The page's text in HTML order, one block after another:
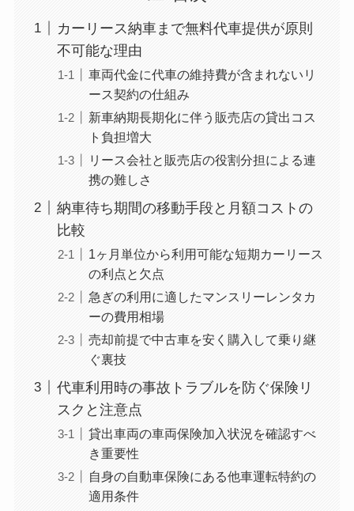
カーリース納車まで無料代車提供が原則
不可能な理由
車両代金に代車の維持費が含まれないリ
ース契約の仕組み
新車納期長期化に伴う販売店の貸出コス
ト負担増大
リース会社と販売店の役割分担による連
携の難しさ
納車待ち期間の移動手段と月額コストの
比較
1ヶ月単位から利用可能な短期カーリース
の利点と欠点
急ぎの利用に適したマンスリーレンタカ
ーの費用相場
売却前提で中古車を安く購入して乗り継
ぐ裏技
代車利用時の事故トラブルを防ぐ保険リ
スクと注意点
貸出車両の車両保険加入状況を確認すべ
き重要性
自身の自動車保険にある他車運転特約の
適用条件